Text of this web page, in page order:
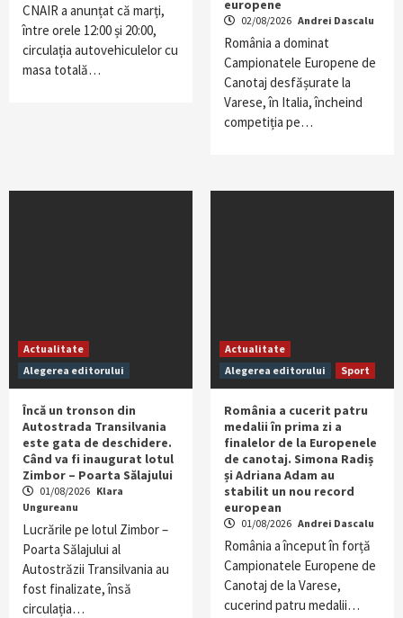
CNAIR a anunțat că marți,
între orele 12:00 și 20:00,
circulația autovehiculelor cu
masa totală…
europene
02/08/2026 Andrei Dascalu
România a dominat
Campionatele Europene de
Canotaj desfășurate la
Varese, în Italia, încheind
competiția pe…
Actualitate
Alegerea editorului
Încă un tronson din
Autostrada Transilvania
este gata de deschidere.
Când va fi inaugurat lotul
Zimbor – Poarta Sălajului
01/08/2026 Klara
Ungureanu
Lucrările pe lotul Zimbor –
Poarta Sălajului al
Autostrăzii Transilvania au
fost finalizate, însă
circulația…
Actualitate
Alegerea editorului
Sport
România a cucerit patru
medalii în prima zi a
finalelor de la Europenele
de canotaj. Simona Radiș
și Adriana Adam au
stabilit un nou record
european
01/08/2026 Andrei Dascalu
România a început în forță
Campionatele Europene de
Canotaj de la Varese,
cucerind patru medalii…